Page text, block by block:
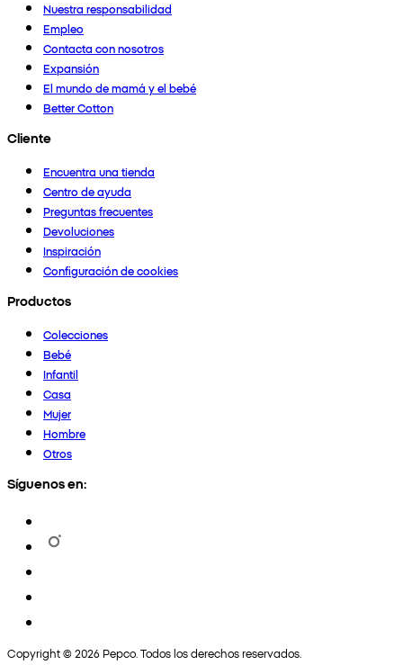
Nuestra responsabilidad
Empleo
Contacta con nosotros
Expansión
El mundo de mamá y el bebé
Better Cotton
Cliente
Encuentra una tienda
Centro de ayuda
Preguntas frecuentes
Devoluciones
Inspiración
Configuración de cookies
Productos
Colecciones
Bebé
Infantil
Casa
Mujer
Hombre
Otros
Síguenos en:
Copyright © 2026 Pepco. Todos los derechos reservados.